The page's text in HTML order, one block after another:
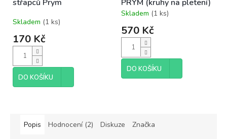
střapců Prym
Skladem (1 ks)
170 Kč
DO KOŠÍKU
PRYM (kruhy na pletení)
Průměrné
hodnocení
produktu
z
hvězdiček.
Skladem (1 ks)
570 Kč
DO KOŠÍKU
Popis Hodnocení (2) Diskuze Značka